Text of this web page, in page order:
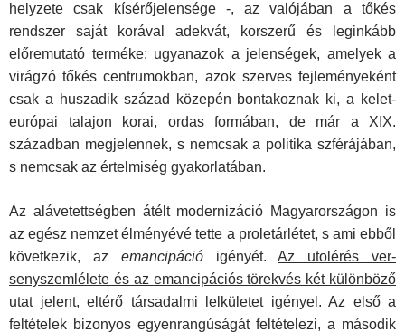
helyzete csak kísérőjelensége -, az valójában a tőkés
rendszer saját korával adekvát, korszerű és leginkább
előremutató terméke: ugyanazok a jelenségek, amelyek a
virágzó tőkés centrumokban, azok szerves fejle­ményeként
csak a huszadik század közepén bontakoznak ki, a kelet-
európai talajon korai, ordas formában, de már a XIX.
században megjelennek, s nemcsak a politika szférájában,
s nemcsak az értelmiség gyakorlatában.
Az alávetettségben átélt modernizáció Magyarországon is
az egész nemzet élményévé tette a proletárlétet, s ami eb­ből
következik, az emancipációigényét.Az utolérés ver­
senyszemlélete és az emancipációs törekvés két külön­böző
utat jelent, eltérő társadalmi lelkületet igényel. Az első a
feltételek bizonyos egyenrangúságát feltételezi, a második